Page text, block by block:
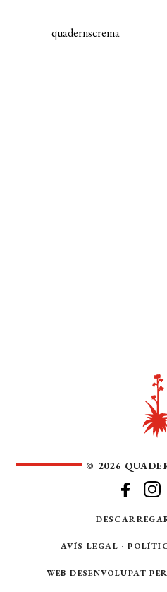
quadernscrema
© 2026
AVÍS LEGAL ·
WEB DESENVOLUPAT PER